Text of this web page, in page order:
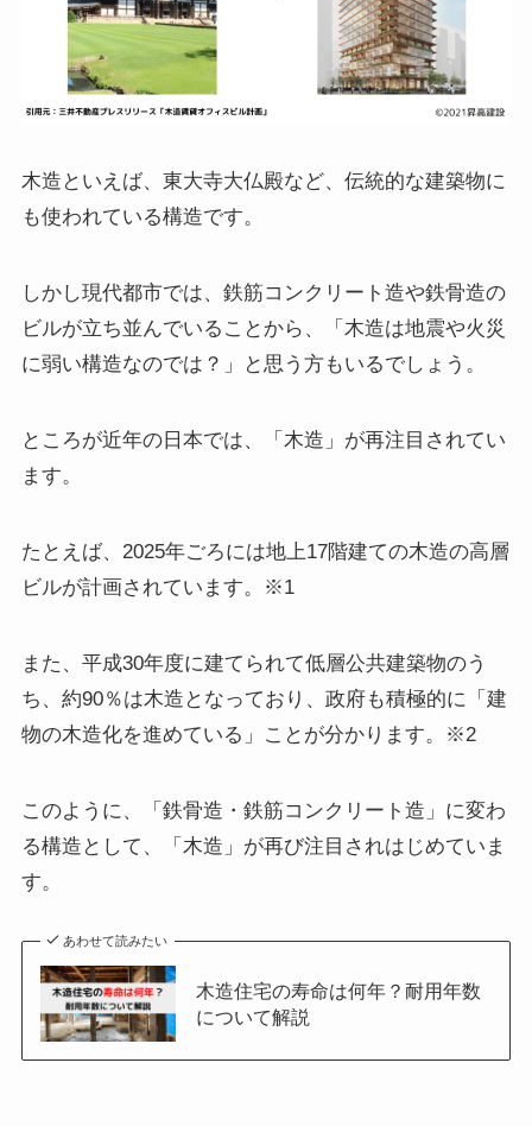
木造といえば、東大寺大仏殿など、伝統的な建築物に
も使われている構造です。
しかし現代都市では、鉄筋コンクリート造や鉄骨造の
ビルが立ち並んでいることから、「木造は地震や火災
に弱い構造なのでは？」と思う方もいるでしょう。
ところが近年の日本では、「木造」が再注目されてい
ます。
たとえば、2025年ごろには地上17階建ての木造の高層
ビルが計画されています。※1
また、平成30年度に建てられて低層公共建築物のう
ち、約90％は木造となっており、政府も積極的に「建
物の木造化を進めている」ことが分かります。※2
このように、「鉄骨造・鉄筋コンクリート造」に変わ
る構造として、「木造」が再び注目されはじめていま
す。
あわせて読みたい
木造住宅の寿命は何年？耐用年数
について解説